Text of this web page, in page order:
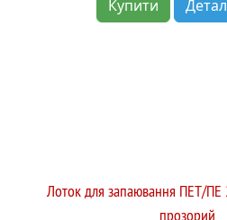
Купити
Лоток для запаювання ПЕТ/
прозорий